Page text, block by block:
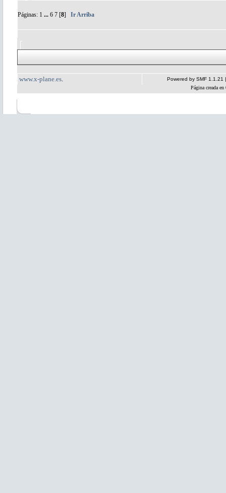
Páginas: 1 ... 6 7 [8] Ir Arriba
www.x-plane.es Powered by SMF 1.1.21
Página creada